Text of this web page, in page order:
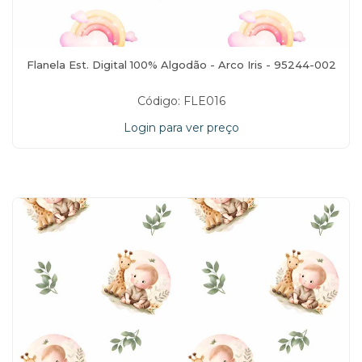
Flanela Est. Digital 100% Algodão - Arco Iris - 95244-002
Código: FLE016
Login para ver preço